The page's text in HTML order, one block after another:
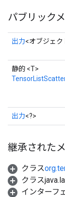
パブリック
出力<オブジェク
静的 <T>
出力<?>
継承された
クラス
クラス
インターフ